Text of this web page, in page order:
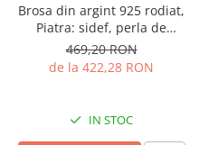
Brosa din argint 925 rodiat,
Piatra: sidef, perla de
laborator, zirconia fatetata si
cubic zirconia, Culoare : alb si
transparent, Sonis Silver
469,20 RON
de la 422,28 RON
IN STOC